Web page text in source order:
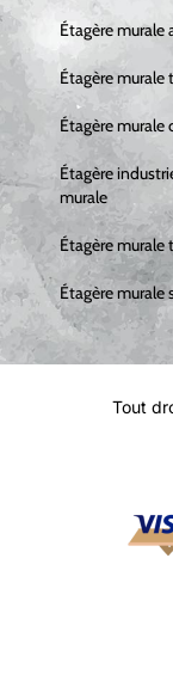
Étagère murale
Étagère murale
Étagère murale
Étagère
murale
Étagère murale
Étagère murale
Tout